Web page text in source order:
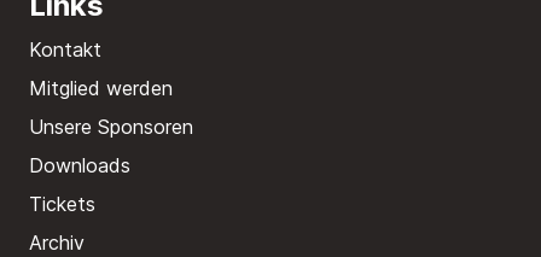
Kontakt
Mitglied werden
Unsere Sponsoren
Downloads
Tickets
Archiv